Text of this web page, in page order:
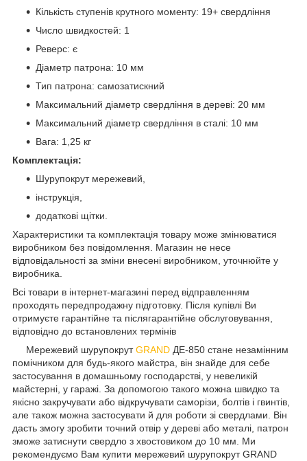
Кількість ступенів крутного моменту: 19+ свердління
Число швидкостей: 1
Реверс: є
Діаметр патрона: 10 мм
Тип патрона: самозатискний
Максимальний діаметр свердління в дереві: 20 мм
Максимальний діаметр свердління в сталі: 10 мм
Вага: 1,25 кг
Комплектація:
Шурупокрут мережевий,
інструкція,
додаткові щітки.
Характеристики та комплектація товару може змінюватися
виробником без повідомлення. Магазин не несе
відповідальності за зміни внесені виробником, уточнюйте у
виробника.
Всі товари в інтернет-магазині перед відправленням
проходять передпродажну підготовку. Після купівлі Ви
отримуєте гарантійне та післягарантійне обслуговування,
відповідно до встановлених термінів
Мережевий шурупокрутGRAND ДЕ-850 стане незамінним
помічником для будь-якого майстра, він знайде для себе
застосування в домашньому господарстві, у невеликій
майстерні, у гаражі. За допомогою такого можна швидко та
якісно закручувати або відкручувати саморізи, болтів і гвинтів,
але також можна застосувати й для роботи зі свердлами. Він
дасть змогу зробити точний отвір у дереві або металі, патрон
зможе затиснути свердло з хвостовиком до 10 мм. Ми
рекомендуємо Вам купити мережевий шурупокрут GRAND